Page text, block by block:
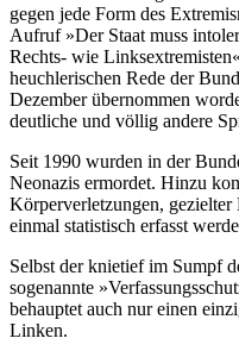
gegen jede Form des
Aufruf »Der Staat muss
Rechts- wie
heuchlerischen Rede der
Dezember übernommen
deutliche und völlig andere
Seit 1990 wurden in der
Neonazis ermordet. Hinzu
Körperverletzungen,
einmal statistisch erfasst
Selbst der knietief im Sumpf
sogenannte
behauptet auch nur einen
Linken.